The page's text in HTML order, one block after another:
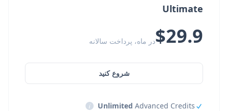
Ultimate
$29.9در ماه، پرداخت سالانه
شروع کنید
Unlimited Advanced Credits
i